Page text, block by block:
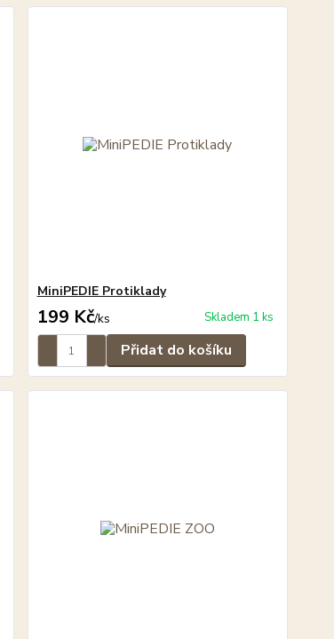
MiniPEDIE Protiklady
199 Kč/ks Skladem 1 ks
Přidat do košíku